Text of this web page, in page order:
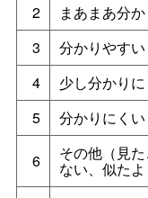
2
まあまあ分
3
分かりやすい
4
少し分かり
5
分かりにくい
6 その他（見
ない、似た